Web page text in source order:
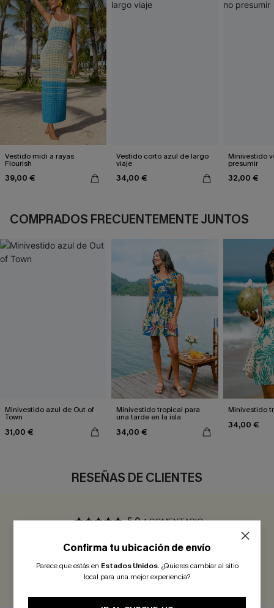
Vestido midi a rayas
Flourish
39,00 €
Vestido corto azul de largo
viaje
34,00 €
Minivestido
presumir
32,00 €
COMPRADOS FRECUENTEMENTE JUNTOS
Minivestido azul de Out of
Town
31,00 €
Minivestido tropical para
una tarde en la isla
34,00 €
Minivestido
34,00 €
RESEÑAS DE CLIENTES
5.0 1 COMENTARIO
¡Gana más de 30 puntos por cada reseña que dejes!
EVALUAR
Confirma tu ubicación de envío
Parece que estás en Estados Unidos. ¿Quieres cambiar al sitio
local para una mejor experiencia?